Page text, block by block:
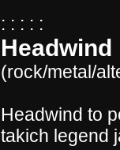
: : : : :
Headwind
(rock/metal/
Headwind to
takich legend